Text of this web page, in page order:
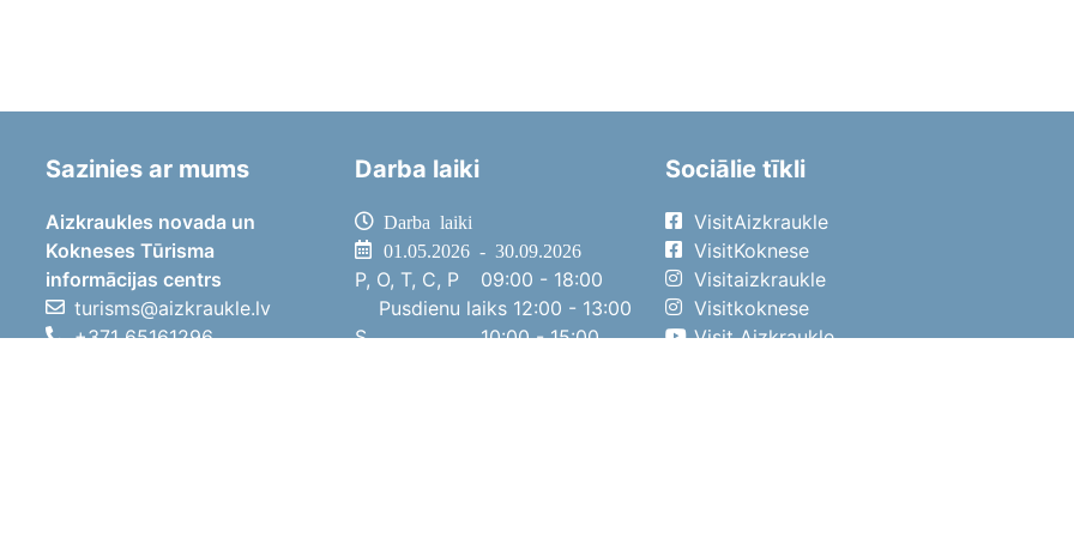
Sazinies ar mums
Aizkraukles novada un
Kokneses Tūrisma
informācijas centrs
turisms@aizkraukle.lv
+371 65161296
Darba laiki
Darba laiki
01.05.2026 - 30.09.2026
P, O, T, C, P
09:00 - 18:00
Pusdienu laiks 12:00 - 13:00
S
10:00 - 15:00
Sociālie tīkli
VisitAizkraukle
VisitKoknese
Visitaizkraukle
Visitkoknese
Visit Aizkraukle